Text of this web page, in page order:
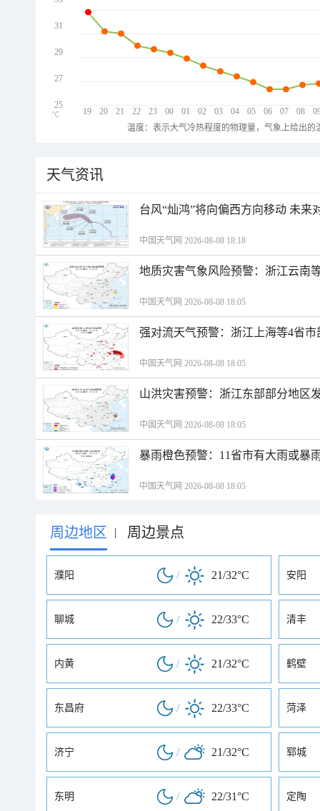
19 20 21 22 23 00 01 02 03 04 05 06 07 08
31
29
27
25
℃
温度：表示大气冷热程度的物理量，气象上给出
天气资讯
台风“灿鸿”将向偏西方向移动 未来
中国天气网 2026-08-08 18:18
地质灾害气象风险预警：浙江云南
中国天气网 2026-08-08 18:05
强对流天气预警：浙江上海等4省
中国天气网 2026-08-08 18:05
山洪灾害预警：浙江东部部分地区
中国天气网 2026-08-08 18:05
暴雨橙色预警：11省市有大雨或暴
中国天气网 2026-08-08 18:05
周边地区 | 周边景点
濮阳 / 21/32°C 安阳
聊城 / 22/33°C 清丰
内黄 / 21/32°C 鹤壁
东昌府 / 22/33°C 菏泽
济宁 / 21/32°C 郓城
东明 / 22/31°C 定陶